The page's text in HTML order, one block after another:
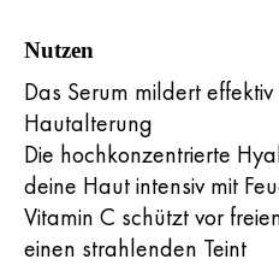
Nutzen
Das Serum mildert
Hautalterung
Die hochkonzentrierte
deine Haut intensiv mit
Vitamin C schützt vor
einen strahlenden Teint